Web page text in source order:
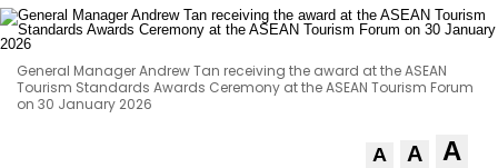
General Manager Andrew Tan receiving the award at the ASEAN
Tourism Standards Awards Ceremony at the ASEAN Tourism Forum
on 30 January 2026
A A A